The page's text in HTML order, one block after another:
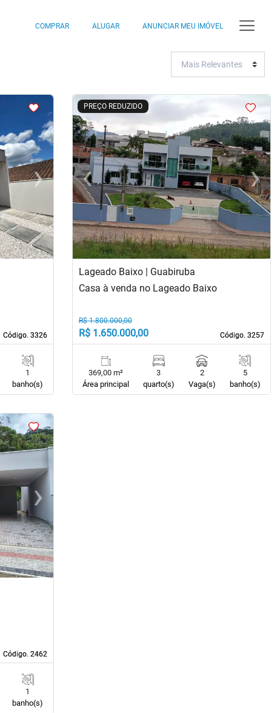
COMPRAR ALUGAR ANUNCIAR MEU IMÓVEL
›Next
Código. 3326
Código. 3326
1
banho(s)
PREÇO REDUZIDO
<<<
‹Previous ›Next
Lageado Baixo | Guabiruba
Código. 3257
Código. 3257
Casa à venda no Lageado Baixo
R$ 1.800.000,00
R$ 1.650.000,00
369,00 m²
Área principal
3
quarto(s)
2
Vaga(s)
5
banho(s)
›Next
Código. 2462
Código. 2462
1
banho(s)